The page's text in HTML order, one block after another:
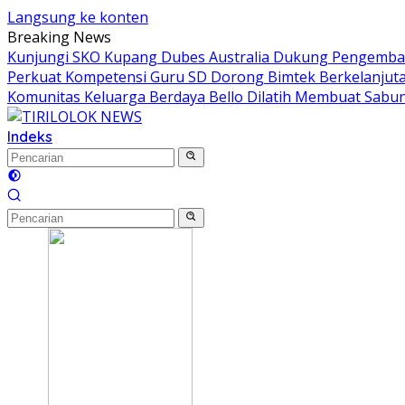
Langsung ke konten
Breaking News
Kunjungi SKO Kupang Dubes Australia Dukung
Perkuat Kompetensi Guru SD Dorong Bimtek
Komunitas Keluarga Berdaya Bello Dilatih Membuat
Indeks